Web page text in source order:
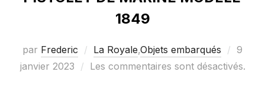
1849
par Frederic La Royale,Objets embarqués
Publié
le
9
janvier 2023
Les commentaires sont désactivés.